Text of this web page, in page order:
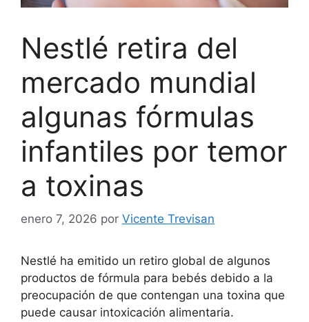
Nestlé retira del
mercado mundial
algunas fórmulas
infantiles por temor
a toxinas
enero 7, 2026 por Vicente Trevisan
Nestlé ha emitido un retiro global de algunos
productos de fórmula para bebés debido a la
preocupación de que contengan una toxina que
puede causar intoxicación alimentaria.